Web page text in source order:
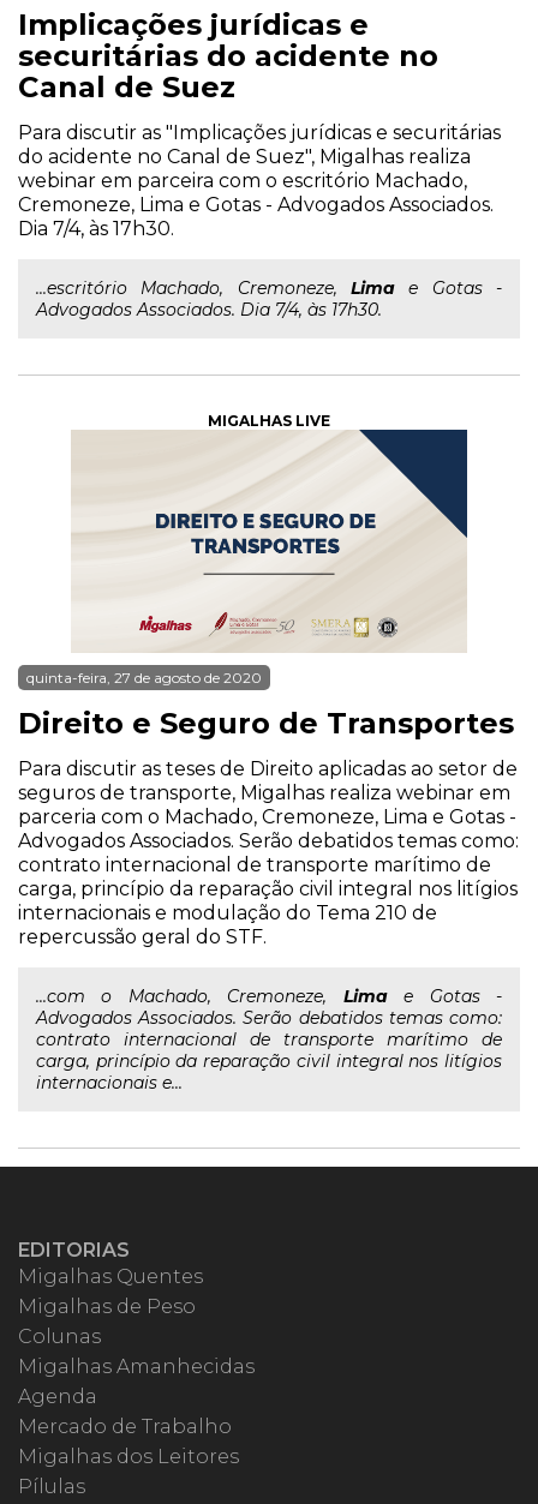
Implicações jurídicas e
securitárias do acidente no
Canal de Suez
Para discutir as "Implicações jurídicas e securitárias
do acidente no Canal de Suez", Migalhas realiza
webinar em parceira com o escritório Machado,
Cremoneze, Lima e Gotas - Advogados Associados.
Dia 7/4, às 17h30.
...escritório Machado, Cremoneze, Lima e Gotas -
Advogados Associados. Dia 7/4, às 17h30.
MIGALHAS LIVE
quinta-feira, 27 de agosto de 2020
Direito e Seguro de Transportes
Para discutir as teses de Direito aplicadas ao setor de
seguros de transporte, Migalhas realiza webinar em
parceria com o Machado, Cremoneze, Lima e Gotas -
Advogados Associados. Serão debatidos temas como:
contrato internacional de transporte marítimo de
carga, princípio da reparação civil integral nos litígios
internacionais e modulação do Tema 210 de
repercussão geral do STF.
...com o Machado, Cremoneze, Limae Gotas -
Advogados Associados. Serão debatidos temas como:
contrato internacional de transporte marítimo de
carga, princípio da reparação civil integral nos litígios
internacionais e...
EDITORIAS
Migalhas Quentes
Migalhas de Peso
Colunas
Migalhas Amanhecidas
Agenda
Mercado de Trabalho
Migalhas dos Leitores
Pílulas